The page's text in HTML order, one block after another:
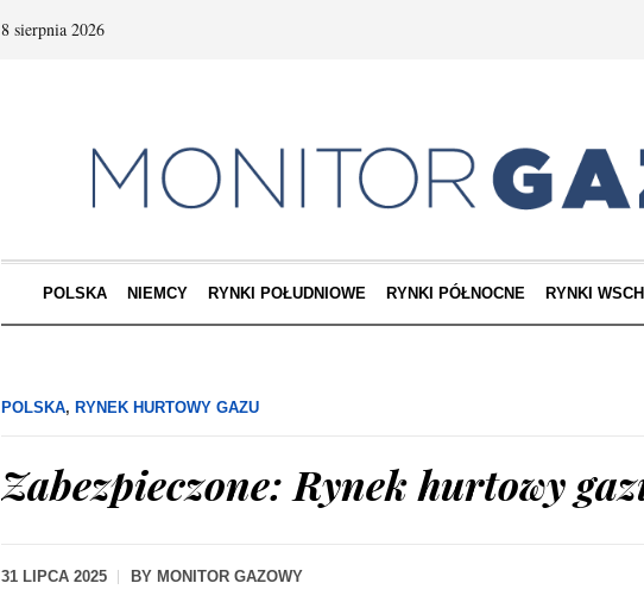
8 sierpnia 2026
POLSKA NIEMCY RYNKI POŁUDNIOWE RYNKI PÓŁNOCNE RYNKI
POLSKA, RYNEK HURTOWY GAZU
Zabezpieczone: Rynek hurtowy
31 LIPCA 2025 BY MONITOR GAZOWY